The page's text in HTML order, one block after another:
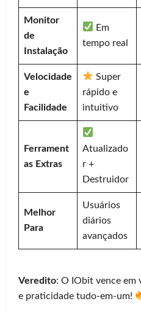
Monitor
de
Instalação
Em
tempo real
Velocidade
e
Facilidade
Super
rápido e
intuitivo
Ferrament
as Extras
Atualizado
r +
Destruidor
Melhor
Para
Usuários
diários
avançados
Veredito: O IObit vence em
e praticidade tudo-em-um!